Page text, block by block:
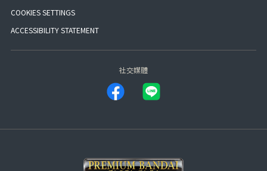
COOKIES SETTINGS
ACCESSIBILITY STATEMENT
社交媒體